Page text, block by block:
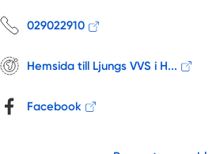
029022910
Hemsida till Ljungs VVS i H...
Facebook